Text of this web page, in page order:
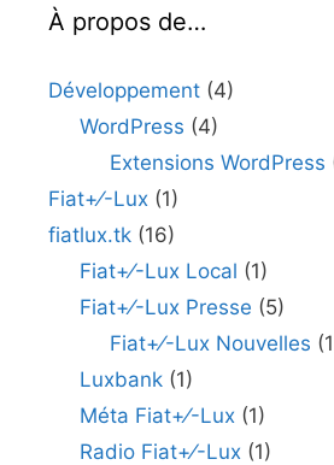
À propos de…
Développement (4)
WordPress (4)
Extensions WordPress
Fiat+⁄-Lux (1)
fiatlux.tk (16)
Fiat+⁄-Lux Local (1)
Fiat+⁄-Lux Presse (5)
Fiat+⁄-Lux Nouvelles
Luxbank(1)
Méta Fiat+⁄-Lux (1)
Radio Fiat+⁄-Lux (1)